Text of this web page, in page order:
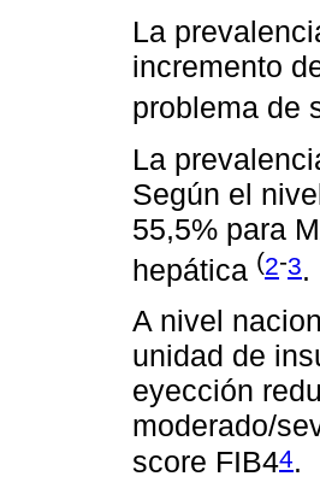
La
incremento
problema de
La
Según el
55,5% para
hepática (2-3.
A nivel
unidad de
eyección
moderado/
score FIB44.